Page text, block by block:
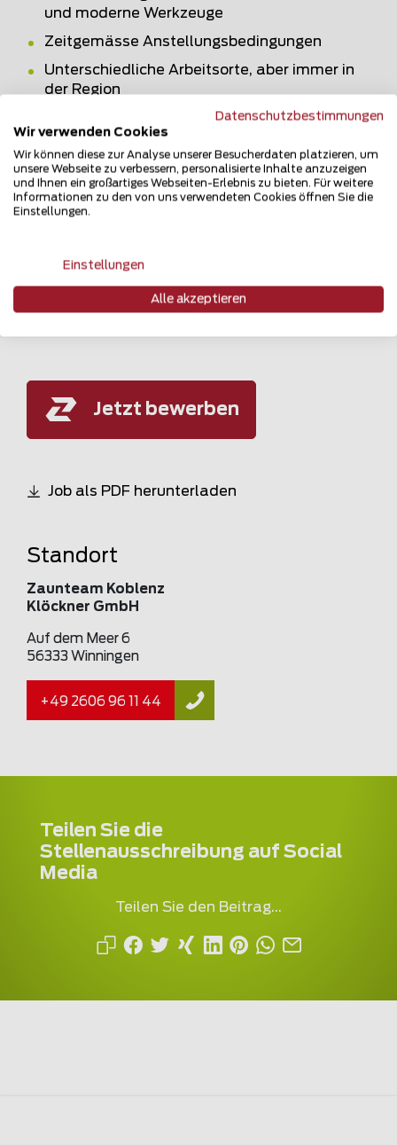
und moderne Werkzeuge
Zeitgemässe Anstellungsbedingungen
Unterschiedliche Arbeitsorte, aber immer in
der Region
Ein eingespieltes, kollegiales und starkes
Team
Legendäre Teamevents
freuen wir uns auf deine Bewerbung, auch
telefonisch.
Jetzt bewerben
Job als PDF herunterladen
Standort
Zaunteam Koblenz
Klöckner GmbH
Auf dem Meer 6
56333 Winningen
+49 2606 96 11 44
Teilen Sie die
Stellenausschreibung auf Social
Media
Teilen Sie den Beitrag...
Datenschutzbestimmungen
Wir verwenden Cookies
Wir können diese zur Analyse unserer Besucherdaten platzieren, um
unsere Webseite zu verbessern, personalisierte Inhalte anzuzeigen
und Ihnen ein großartiges Webseiten-Erlebnis zu bieten. Für weitere
Informationen zu den von uns verwendeten Cookies öffnen Sie die
Einstellungen.
Einstellungen
Alle akzeptieren